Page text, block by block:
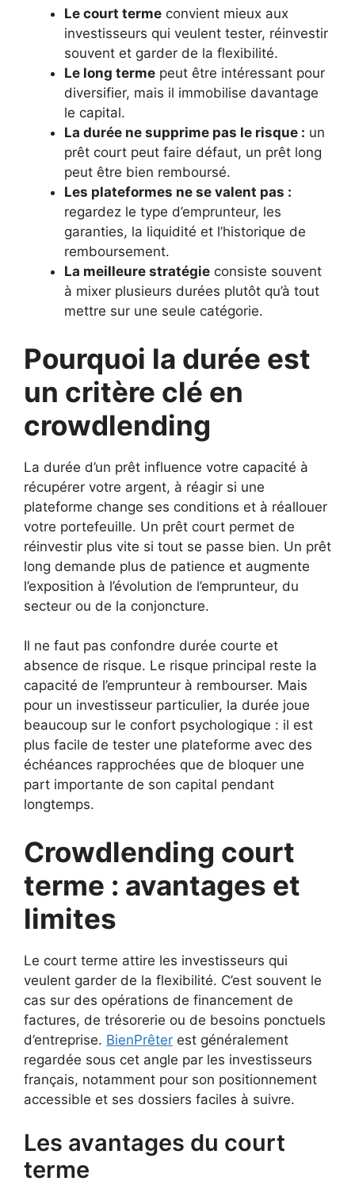
Le court terme convient mieux aux
investisseurs qui veulent tester, réinvestir
souvent et garder de la flexibilité.
Le long terme peut être intéressant pour
diversifier, mais il immobilise davantage
le capital.
La durée ne supprime pas le risque : un
prêt court peut faire défaut, un prêt long
peut être bien remboursé.
Les plateformes ne se valent pas :
regardez le type d’emprunteur, les
garanties, la liquidité et l’historique de
remboursement.
La meilleure stratégie consiste souvent
à mixer plusieurs durées plutôt qu’à tout
mettre sur une seule catégorie.
Pourquoi la durée est
un critère clé en
crowdlending
La durée d’un prêt influence votre capacité à
récupérer votre argent, à réagir si une
plateforme change ses conditions et à réallouer
votre portefeuille. Un prêt court permet de
réinvestir plus vite si tout se passe bien. Un prêt
long demande plus de patience et augmente
l’exposition à l’évolution de l’emprunteur, du
secteur ou de la conjoncture.
Il ne faut pas confondre durée courte et
absence de risque. Le risque principal reste la
capacité de l’emprunteur à rembourser. Mais
pour un investisseur particulier, la durée joue
beaucoup sur le confort psychologique : il est
plus facile de tester une plateforme avec des
échéances rapprochées que de bloquer une
part importante de son capital pendant
longtemps.
Crowdlending court
terme : avantages et
limites
Le court terme attire les investisseurs qui
veulent garder de la flexibilité. C’est souvent le
cas sur des opérations de financement de
factures, de trésorerie ou de besoins ponctuels
d’entreprise. BienPrêter est généralement
regardée sous cet angle par les investisseurs
français, notamment pour son positionnement
accessible et ses dossiers faciles à suivre.
Les avantages du court
terme